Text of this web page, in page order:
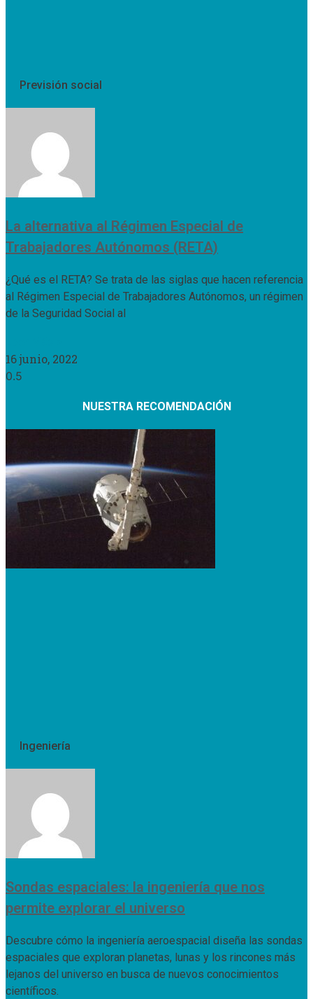
Previsión social
La alternativa al Régimen Especial de
Trabajadores Autónomos (RETA)
¿Qué es el RETA? Se trata de las siglas que hacen referencia
al Régimen Especial de Trabajadores Autónomos, un régimen
de la Seguridad Social al
16 junio, 2022
NUESTRA RECOMENDACIÓN
Ingeniería
Sondas espaciales: la ingeniería que nos
permite explorar el universo
Descubre cómo la ingeniería aeroespacial diseña las sondas
espaciales que exploran planetas, lunas y los rincones más
lejanos del universo en busca de nuevos conocimientos
científicos.